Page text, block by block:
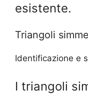
esistente.
Triangoli
Identificazione e
I triangoli